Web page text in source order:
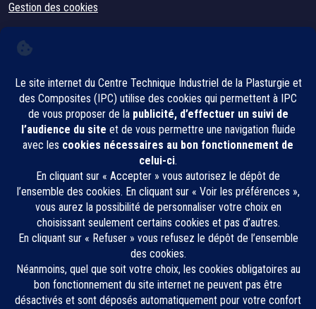
Gestion des cookies
CONTACT
IPC, Innovation Plasturgie Composites
2, rue Pierre et Marie Curie
01100 Bellignat
Restez informé·e !
Inscrivez-vous à notre newsletter
E-mail professionnel